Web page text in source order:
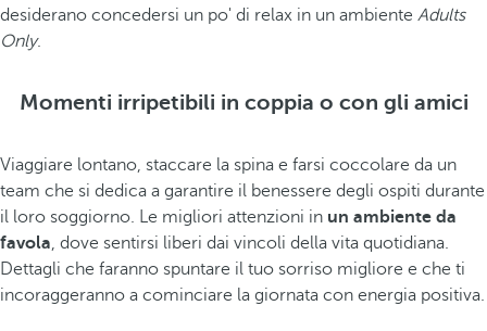
desiderano concedersi un po' di relax in un ambiente Adults
Only.
Momenti irripetibili in coppia o con gli amici
Viaggiare lontano, staccare la spina e farsi coccolare da un
team che si dedica a garantire il benessere degli ospiti durante
il loro soggiorno. Le migliori attenzioni in un ambiente da
favola, dove sentirsi liberi dai vincoli della vita quotidiana.
Dettagli che faranno spuntare il tuo sorriso migliore e che ti
incoraggeranno a cominciare la giornata con energia positiva.